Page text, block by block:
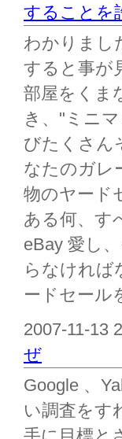
することを
わかりまし
すると事が
部屋をくま
き、"ミニ
びたくさん
なたのガレ
物のヤード
ある何、す
eBay 愛し
らなければ
ードセール
2007-11-13
ぜ
Google 、
い調査をす